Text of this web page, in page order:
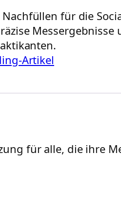
für die
Artikel
für alle, die ihre